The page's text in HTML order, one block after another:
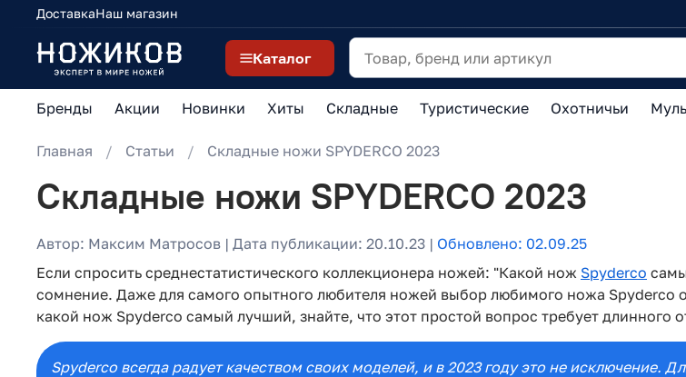
ДоставкаНаш магазин
Каталог
Бренды Акции Новинки Хиты Складные Туристические Охотничьи
Главная Статьи Складные ножи SPYDERCO 2023
Складные ножи SPYDERCO 2023
Автор: Максим Матросов | Дата публикации: 20.10.23 | Обновлено: 02.09.25
Если спросить среднестатистического коллекционера ножей: "Какой нож Spyderco
сомнение. Даже для самого опытного любителя ножей выбор любимого ножа Spyderco
какой нож Spyderco самый лучший, знайте, что этот простой вопрос требует длинного
Spyderco всегда радует качеством своих моделей, и в 2023 году это не исключение.